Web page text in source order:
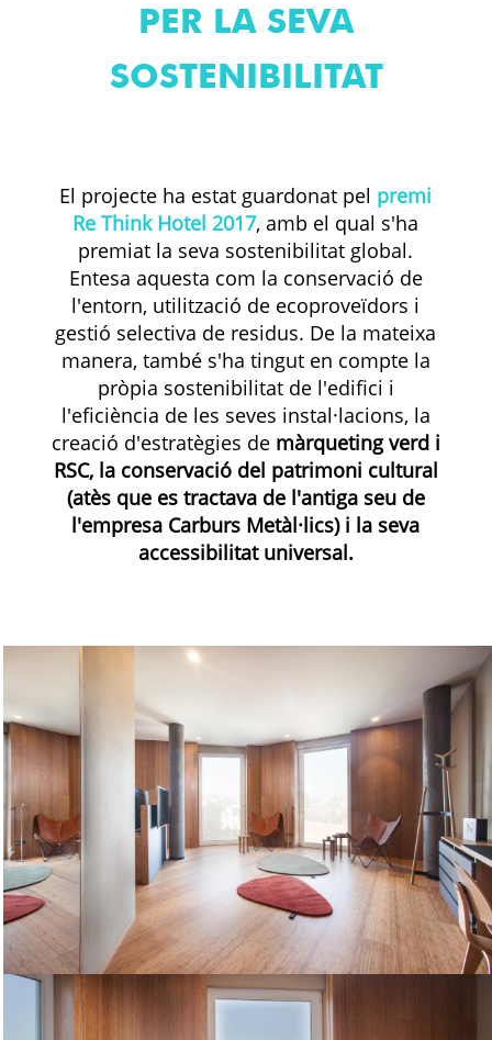
PER LA SEVA
SOSTENIBILITAT
El projecte ha estat guardonat pel premi
Re Think Hotel 2017, amb el qual s'ha
premiat la seva sostenibilitat global.
Entesa aquesta com la conservació de
l'entorn, utilització de ecoproveïdors i
gestió selectiva de residus. De la mateixa
manera, també s'ha tingut en compte la
pròpia sostenibilitat de l'edifici i
l'eficiència de les seves instal·lacions, la
creació d'estratègies de màrqueting verd i
RSC, la conservació del patrimoni cultural
(atès que es tractava de l'antiga seu de
l'empresa Carburs Metàl·lics) i la seva
accessibilitat universal.